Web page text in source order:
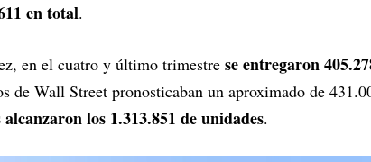
en total.
en el cuatro y último trimestre se entregaron
de Wall Street pronosticaban un aproximado de
alcanzaron los 1.313.851 de unidades.